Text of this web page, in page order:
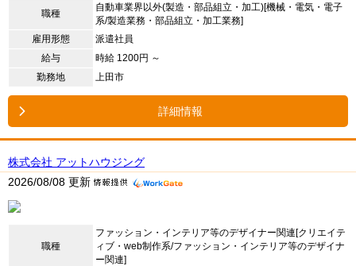
職種
自動車業界以外(製造・部品組立・加工)[機械・電気・電子
系/製造業務・部品組立・加工業務]
雇用形態
派遣社員
給与
時給 1200円 ～
勤務地
上田市
詳細情報
株式会社 アットハウジング
2026/08/08 更新
職種
ファッション・インテリア等のデザイナー関連[クリエイテ
ィブ・web制作系/ファッション・インテリア等のデザイナ
ー関連]